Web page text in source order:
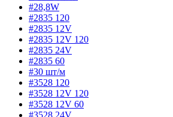
#28,8W
#2835 120
#2835 12V
#2835 12V 120
#2835 24V
#2835 60
#30 шт/м
#3528 120
#3528 12V 120
#3528 12V 60